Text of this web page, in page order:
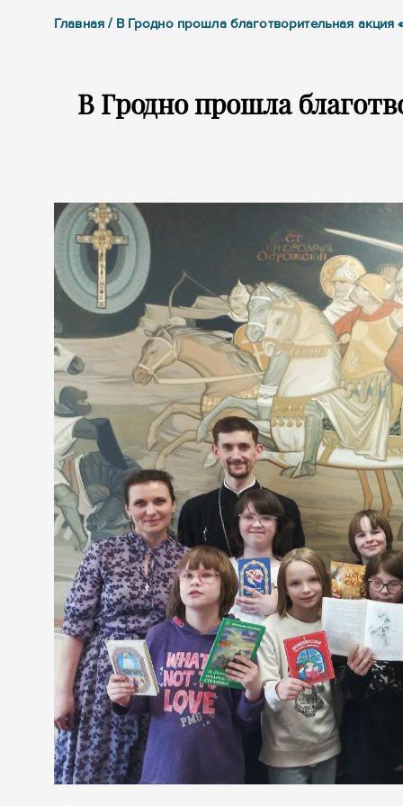
Главная / В Гродно прошла благотворительная акция
В Гродно прошла